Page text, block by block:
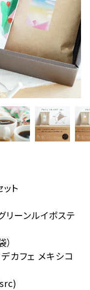
ト
リーンルイボステ
カフェ メキシコ